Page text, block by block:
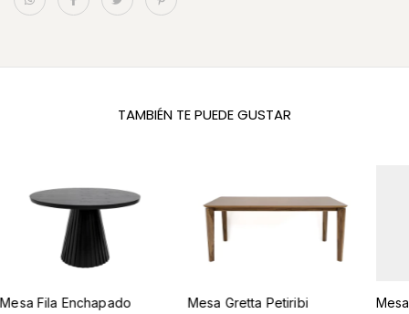
TAMBIÉN TE PUEDE GUSTAR
Mesa Fila Enchapado Mesa Gretta Petiribi